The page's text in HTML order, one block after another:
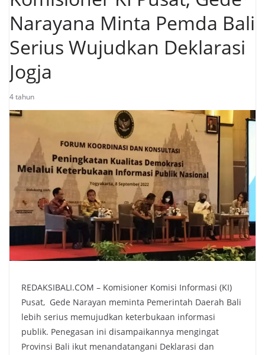
Narayana Minta Pemda Bali
Serius Wujudkan Deklarasi
Jogja
4 tahun
REDAKSIBALI.COM – Komisioner Komisi Informasi (KI)
Pusat, Gede Narayan meminta Pemerintah Daerah Bali
lebih serius memujudkan keterbukaan informasi
publik. Penegasan ini disampaikannya mengingat
Provinsi Bali ikut menandatangani Deklarasi dan